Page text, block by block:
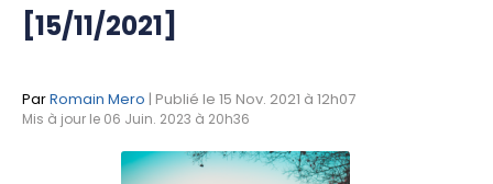
[15/11/2021]
ParRomain Mero | Publié le 15 Nov. 2021 à 12h07
Mis à jour le 06 Juin. 2023 à 20h36